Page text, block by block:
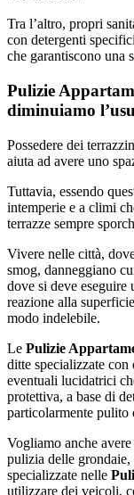
Tra l’altro, propri
con detergenti
che garantiscono una
Pulizie
diminuiamo
Possedere dei
aiuta ad avere uno
Tuttavia, essendo
intemperie e a climi
terrazze sempre
Vivere nelle città,
smog, danneggiano
dove si deve eseguire
reazione alla
modo indelebile.
Le Pulizie
ditte specializzate
eventuali lucidatrici
protettiva, a base di
particolarmente pulito
Vogliamo anche
pulizia delle
specializzate nelle
utilizzare dei veicoli,